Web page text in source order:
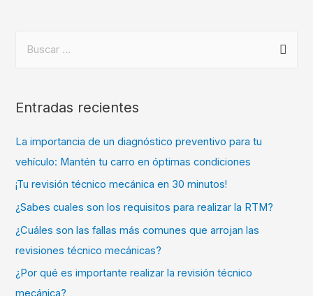
Entradas recientes
La importancia de un diagnóstico preventivo para tu
vehículo: Mantén tu carro en óptimas condiciones
¡Tu revisión técnico mecánica en 30 minutos!
¿Sabes cuales son los requisitos para realizar la RTM?
¿Cuáles son las fallas más comunes que arrojan las
revisiones técnico mecánicas?
¿Por qué es importante realizar la revisión técnico
mecánica?